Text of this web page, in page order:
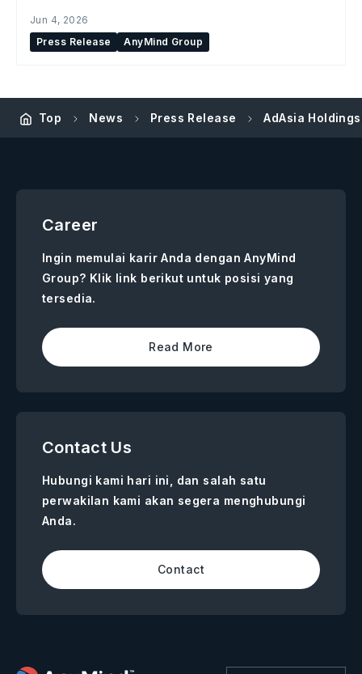
Jun 4, 2026
Press Release
AnyMind Group
Top News Press Release AdAsia
Career
Ingin memulai karir Anda dengan AnyMind
Group? Klik link berikut untuk posisi yang
tersedia.
Read More
Contact Us
Hubungi kami hari ini, dan salah satu
perwakilan kami akan segera menghubungi
Anda.
Contact